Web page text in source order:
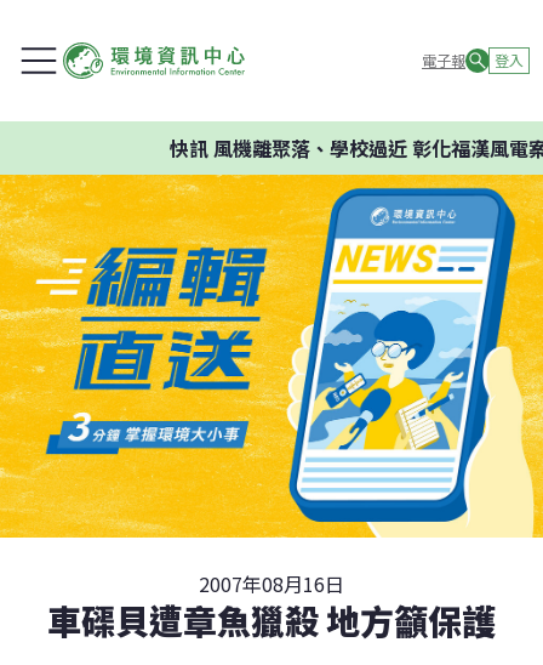
電子報 登入
快訊風機離聚落、學校過近 彰化福漢風電案
2007年08月16日
車磲貝遭章魚獵殺 地方籲保護